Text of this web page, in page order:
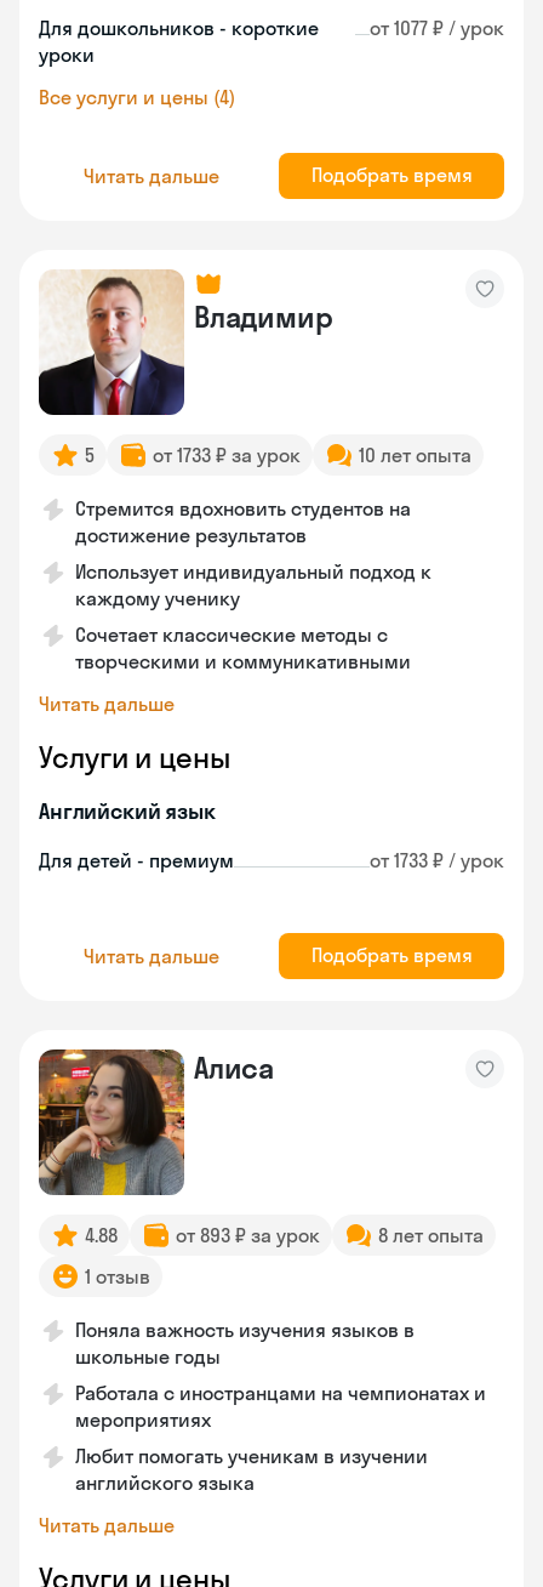
Для дошкольников - короткие
уроки
от 1077 ₽ / урок
Все услуги и цены (4)
Читать дальше Подобрать время
Владимир
5 от 1733 ₽ за урок 10 лет опыта
Стремится вдохновить студентов на
достижение результатов
Использует индивидуальный подход к
каждому ученику
Сочетает классические методы с
творческими и коммуникативными
Читать дальше
Услуги и цены
Английский язык
Для детей - премиум от 1733 ₽ / урок
Читать дальше Подобрать время
Алиса
4.88 от 893 ₽ за урок
8 лет опыта
1 отзыв
Поняла важность изучения языков в
школьные годы
Работала с иностранцами на чемпионатах и
мероприятиях
Любит помогать ученикам в изучении
английского языка
Читать дальше
Услуги и цены